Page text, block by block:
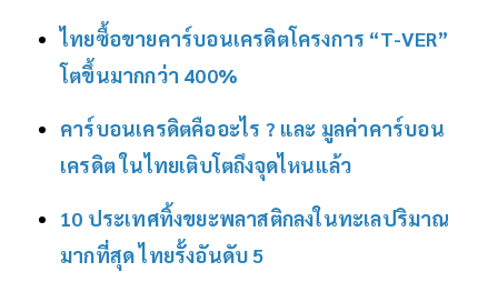
ไทยซื้อขายคาร์บอนเครดิตโครงการ “T-VER”
โตขึ้นมากกว่า 400%
คาร์บอนเครดิตคืออะไร ? และ มูลค่าคาร์บอน
เครดิต ในไทยเติบโตถึงจุดไหนแล้ว
10 ประเทศทิ้งขยะพลาสติกลงในทะเลปริมาณ
มากที่สุด ไทยรั้งอันดับ 5